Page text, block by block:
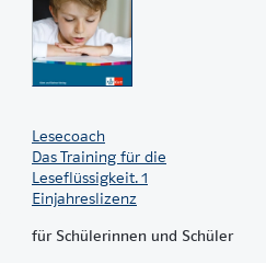
Lesecoach
Das Training für die
Leseflüssigkeit. 1
Einjahreslizenz
für Schülerinnen und Schüler